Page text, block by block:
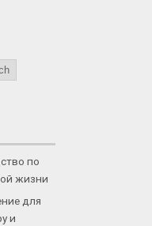
по
жизни
для
и